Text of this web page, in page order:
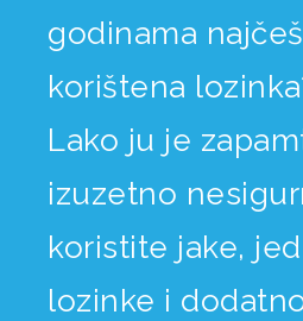
godinama
korištena
Lako ju je
izuzetno
koristite jake,
lozinke i